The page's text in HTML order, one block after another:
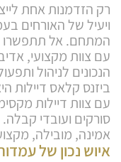
רק הזדמנות אחת
ויעיל של האורחים
המתחם. אל תתפשרו
עם צוות מקצועי,
הנכונים לניהול
ביזנס קלאס דיילות
עם צוות דיילות
סורקים ועובדי
אמינה, מובילה,
איוש נכון של